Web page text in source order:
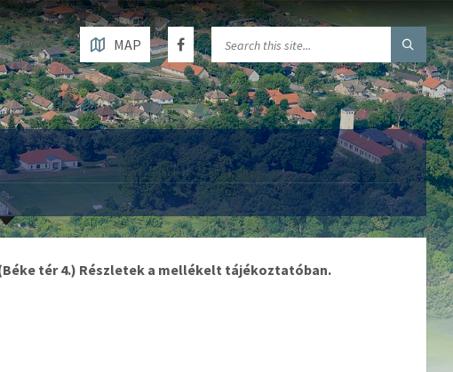
MAP
tér 4.) Részletek a mellékelt tájékoztatóban.